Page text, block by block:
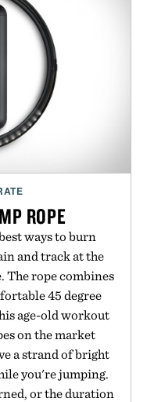
ROPE
ways to burn
and track at the
The rope combines
45 degree
age-old workout
on the market
a strand of bright
you're jumping.
or the duration